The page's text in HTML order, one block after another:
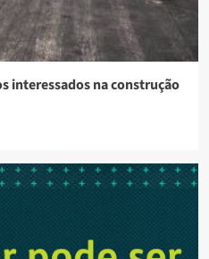
interessados na construção